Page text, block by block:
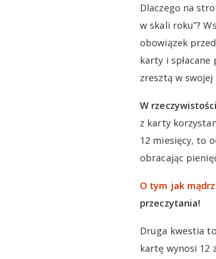
Dlaczego na
w skali roku”?
obowiązek
karty i
zresztą w
W
z karty
12 miesięcy, to
obracając
O tym jak
przeczytania!
Druga kwestia
kartę wynosi 12